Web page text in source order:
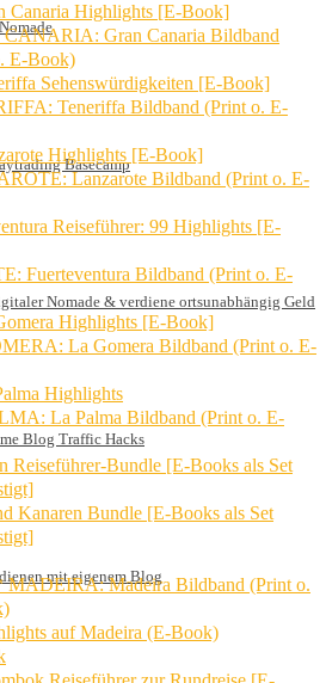
Basecamp
Nomade & verdiene ortsunabhängig Geld
Blog Traffic Hacks
mit eigenem Blog
Canaria Highlights [E-Book]
Gran Canaria Bildband
E-Book)
Sehenswürdigkeiten [E-Book]
Teneriffa Bildband (Print o. E-
Highlights [E-Book]
Lanzarote Bildband (Print o. E-
Reiseführer: 99 Highlights [E-
Fuerteventura Bildband (Print o. E-
Highlights [E-Book]
La Gomera Bildband (Print o. E-
Highlights
La Palma Bildband (Print o. E-
Reiseführer-Bundle [E-Books als Set
Kanaren Bundle [E-Books als Set
Madeira Bildband (Print o.
auf Madeira (E-Book)